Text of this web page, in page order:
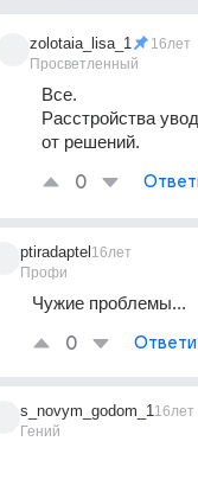
zolotaia_lisa_1
Просветленный
16лет
Все.
Расстройства
от решений.
0
ptiradaptel
Профи
16лет
Чужие проблемы...
0
s_novym_godom_1
Гений
16лет